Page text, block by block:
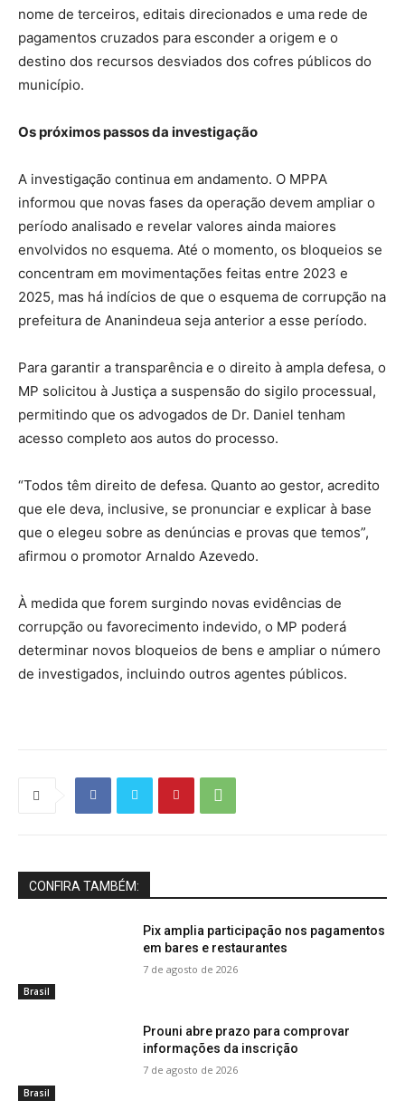
nome de terceiros, editais direcionados e uma rede de
pagamentos cruzados para esconder a origem e o
destino dos recursos desviados dos cofres públicos do
município.
Os próximos passos da investigação
A investigação continua em andamento. O MPPA
informou que novas fases da operação devem ampliar o
período analisado e revelar valores ainda maiores
envolvidos no esquema. Até o momento, os bloqueios se
concentram em movimentações feitas entre 2023 e
2025, mas há indícios de que o esquema de corrupção na
prefeitura de Ananindeua seja anterior a esse período.
Para garantir a transparência e o direito à ampla defesa, o
MP solicitou à Justiça a suspensão do sigilo processual,
permitindo que os advogados de Dr. Daniel tenham
acesso completo aos autos do processo.
“Todos têm direito de defesa. Quanto ao gestor, acredito
que ele deva, inclusive, se pronunciar e explicar à base
que o elegeu sobre as denúncias e provas que temos”,
afirmou o promotor Arnaldo Azevedo.
À medida que forem surgindo novas evidências de
corrupção ou favorecimento indevido, o MP poderá
determinar novos bloqueios de bens e ampliar o número
de investigados, incluindo outros agentes públicos.
CONFIRA TAMBÉM:
Brasil
Pix amplia participação nos pagamentos
em bares e restaurantes
7 de agosto de 2026
Brasil
Prouni abre prazo para comprovar
informações da inscrição
7 de agosto de 2026